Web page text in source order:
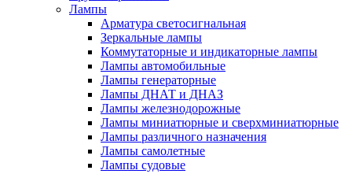
Лампы
Арматура светосигнальная
Зеркальные лампы
Коммутаторные и индикаторные лампы
Лампы автомобильные
Лампы генераторные
Лампы ДНАТ и ДНАЗ
Лампы железнодорожные
Лампы миниатюрные и сверхминиатюрные
Лампы различного назначения
Лампы самолетные
Лампы судовые